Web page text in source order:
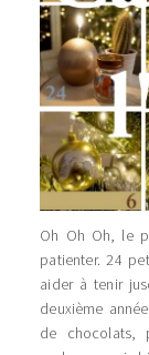
Oh Oh Oh, le
patienter. 24
aider à tenir
deuxième
de chocolats,